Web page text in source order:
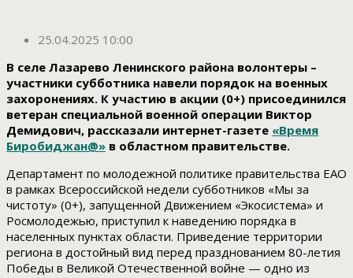
25.04.2025 10:00
В селе Лазарево Ленинского района волонтеры –
участники субботника навели порядок на военных
захоронениях. К участию в акции (0+) присоединился
ветеран специальной военной операции Виктор
Демидович, рассказали интернет-газете «Время
Биробиджан@» в областном правительстве.
Департамент по молодежной политике правительства ЕАО
в рамках Всероссийской недели субботников «Мы за
чистоту» (0+), запущенной Движением «Экосистема» и
Росмолодежью, приступил к наведению порядка в
населенных пунктах области. Приведение территории
региона в достойный вид перед празднованием 80-летия
Победы в Великой Отечественной войне — одно из